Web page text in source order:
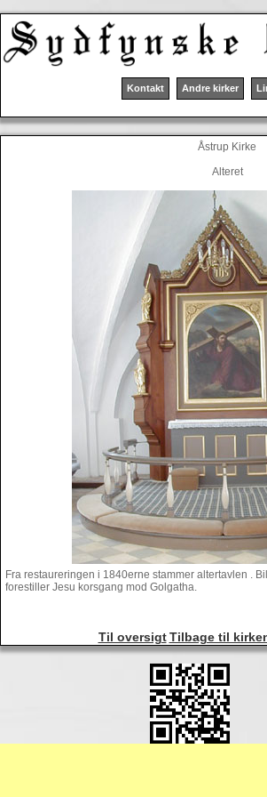
Kontakt Andre kirker
Åstrup Kirke
Alteret
Fra restaureringen i 1840erne stammer altertavlen .
forestiller Jesu korsgang mod Golgatha.
Til oversigt Tilbage til